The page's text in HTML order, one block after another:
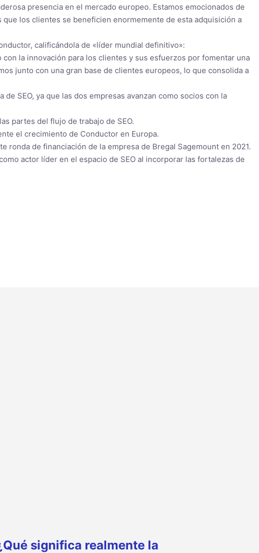
presencia en el mercado europeo. Estamos emocionados de
los clientes se beneficien enormemente de esta adquisición a
calificándola de «líder mundial definitivo»:
la innovación para los clientes y sus esfuerzos por fomentar una
junto con una gran base de clientes europeos, lo que consolida a
SEO, ya que las dos empresas avanzan como socios con la
partes del flujo de trabajo de SEO.
el crecimiento de Conductor en Europa.
de financiación de la empresa de Bregal Sagemount en 2021.
actor líder en el espacio de SEO al incorporar las fortalezas de
significa realmente la